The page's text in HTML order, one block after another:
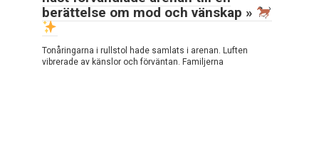
berättelse om mod och vänskap »
Tonåringarna i rullstol hade samlats i arenan. Luften
vibrerade av känslor och förväntan. Familjerna